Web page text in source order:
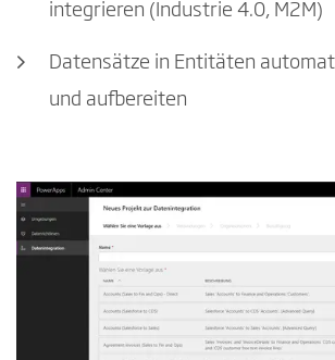
integrieren (Industrie 4.0, M2M)
Datensätze in Entitäten
und aufbereiten